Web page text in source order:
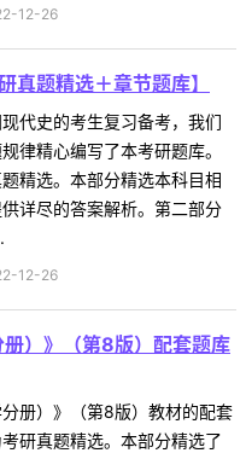
12-26
题精选＋章节题库】
代史的考生复习备考，我们
律精心编写了本考研题库。
精选。本部分精选本科目相
详尽的答案解析。第二部分
12-26
）》（第8版）配套题库
册）》（第8版）教材的配套
研真题精选。本部分精选了